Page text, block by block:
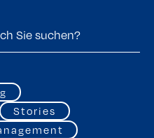
Stories